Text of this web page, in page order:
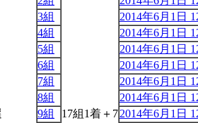
17組1着＋7
3組
2014年6月1日
4組
2014年6月1日
5組
2014年6月1日
6組
2014年6月1日
7組
2014年6月1日
8組
2014年6月1日
9組
2014年6月1日